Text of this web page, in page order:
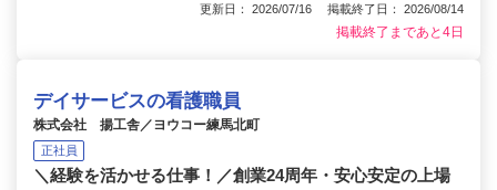
更新日： 2026/07/16 掲載終了日： 2026/08/14
掲載終了まであと4日
デイサービスの看護職員
株式会社 揚工舎／ヨウコー練馬北町
正社員
＼経験を活かせる仕事！／創業24周年・安心安定の上場